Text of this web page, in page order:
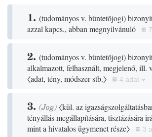
1. (tudományos v. büntetőjogi)
azzal kapcs., abban megnyilvánuló
2. (tudományos v. büntetőjogi)
alkalmazott, felhasznált, megjelenő, ill.
〈adat, tény, módszer stb.〉
4 adat
3. (Jog)〈kül. az
tényállás megállapítására, tisztázására
mint a hivatalos ügymenet része〉
3